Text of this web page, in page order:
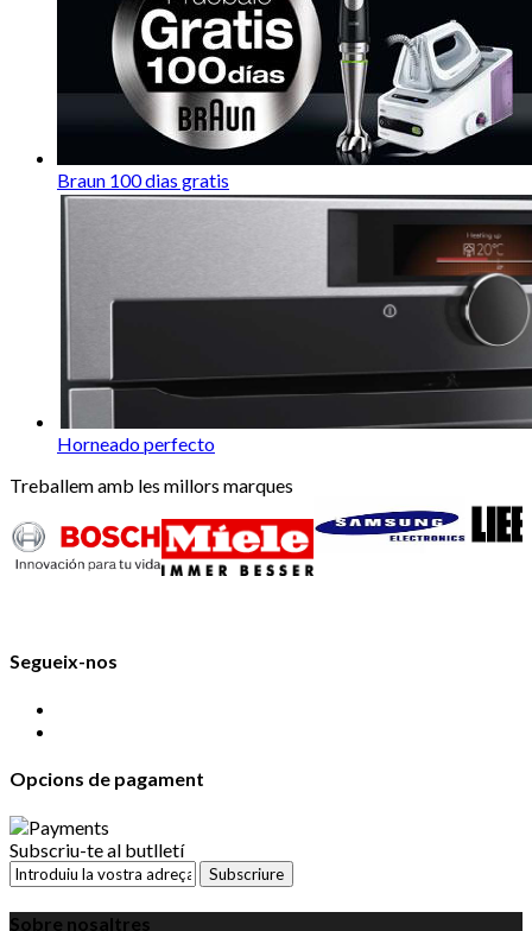
Braun 100 dias gratis
Horneado perfecto
Treballem amb les millors marques
Segueix-nos
Opcions de pagament
Subscriu-te al butlletí
Subscriure
Sobre nosaltres